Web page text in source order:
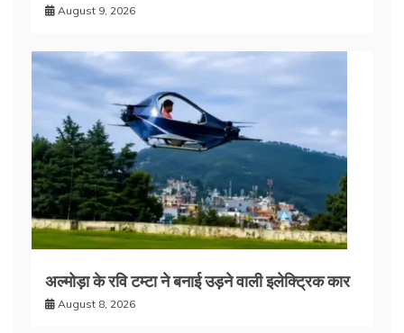
August 9, 2026
अल्मोड़ा के रवि टम्टा ने बनाई उड़ने वाली इलेक्ट्रिक कार
August 8, 2026